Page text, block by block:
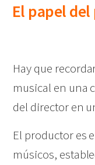
El papel
Hay que
musical en una
del director en
El productor es
músicos,